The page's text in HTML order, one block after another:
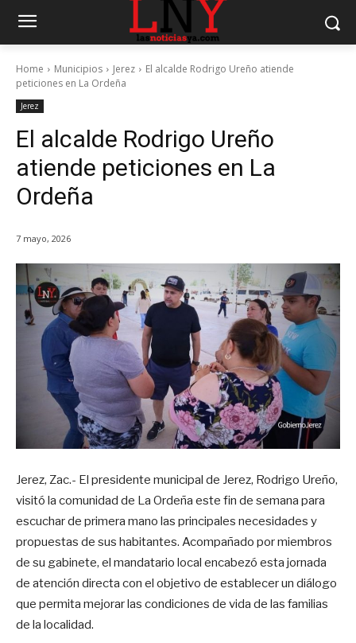
Home Municipios Jerez
El alcalde Rodrigo Ureño atiende
peticiones en La Ordeña
Jerez
El alcalde Rodrigo Ureño
atiende peticiones en La
Ordeña
7 mayo, 2026
Jerez, Zac.- El presidente municipal de Jerez, Rodrigo Ureño,
visitó la comunidad de La Ordeña este fin de semana para
escuchar de primera mano las principales necesidades y
propuestas de sus habitantes. Acompañado por miembros
de su gabinete, el mandatario local encabezó esta jornada
de atención directa con el objetivo de establecer un diálogo
que permita mejorar las condiciones de vida de las familias
de la localidad.